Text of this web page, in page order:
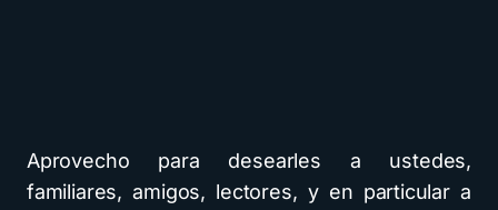
Aprovecho para desearles a ustedes,
familiares, amigos, lectores, y en particular a